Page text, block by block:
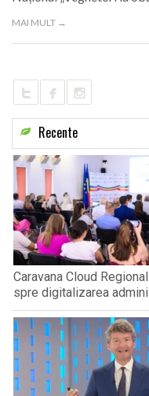
LIFE
MAI MULT →
Recente
Caravana Cloud
spre digitalizarea